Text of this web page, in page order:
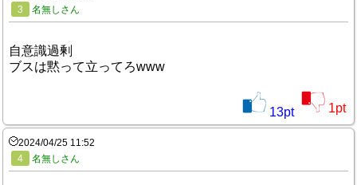
3
名無しさん
自意識過剰
ブスは黙って立ってろwww
13pt 1pt
2024/04/25 11:52
4
名無しさん